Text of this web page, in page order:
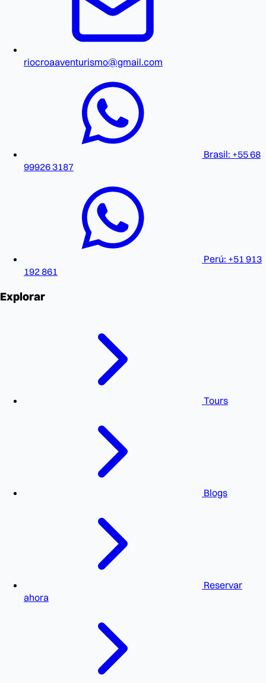
riocroaaventurismo@gmail.com
Brasil: +55 68
99926 3187
Perú: +51 913
192 861
Explorar
Tours
Blogs
Reservar
ahora